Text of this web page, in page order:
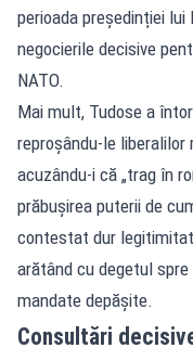
perioada președinției
negocierile decisive
NATO.
Mai mult, Tudose a
reproșându-le
acuzându-i că „trag în
prăbușirea puterii de
contestat dur
arătând cu degetul
mandate depășite.
Consultări